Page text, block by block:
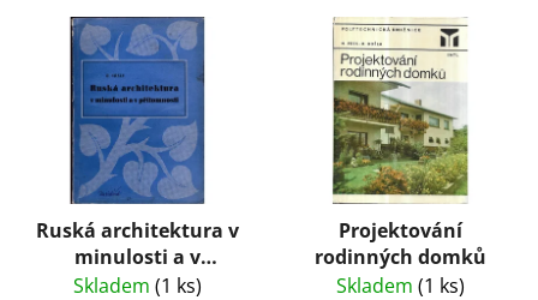
Ruská architektura v
minulosti a v
přítomnosti
Skladem (1 ks)
Projektování
rodinných domků
Skladem (1 ks)